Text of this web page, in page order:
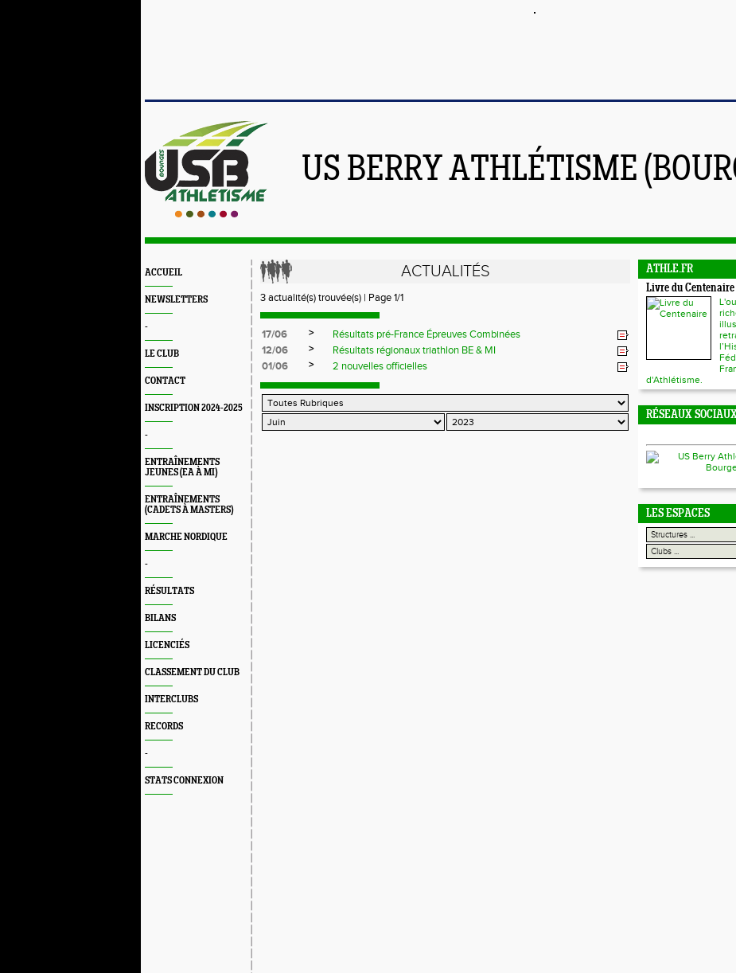
US BERRY ATHLÉTISME
ACCUEIL
NEWSLETTERS
-
LE CLUB
CONTACT
INSCRIPTION 2024-2025
-
ENTRAÎNEMENTS
JEUNES (EA À MI)
ENTRAÎNEMENTS
(CADETS À MASTERS)
MARCHE NORDIQUE
-
RÉSULTATS
BILANS
LICENCIÉS
CLASSEMENT DU CLUB
INTERCLUBS
RECORDS
-
STATS CONNEXION
ACTUALITÉS
3 actualité(s) trouvée(s) | Page 1/1
17/06 >
Résultats pré-France Épreuves Combinées
12/06
>
Résultats régionaux triathlon BE & MI
01/06
> 2 nouvelles officielles
ATHLE.FR
Livre du Centenaire
d'Athlétisme.
RÉSEAUX
LES ESPACES